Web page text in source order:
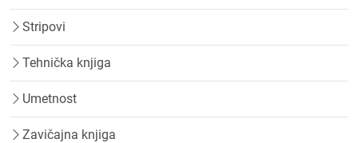
Stripovi
Tehnička knjiga
Umetnost
Zavičajna knjiga